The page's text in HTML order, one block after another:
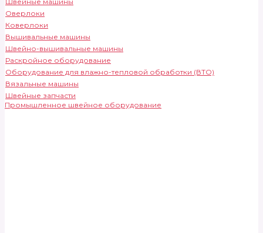
Оверлоки
Коверлоки
Вышивальные машины
Швейно-вышивальные машины
Раскройное оборудование
Оборудование для влажно-тепловой обработки (ВТО)
Вязальные машины
Швейные запчасти
Промышленное швейное оборудование